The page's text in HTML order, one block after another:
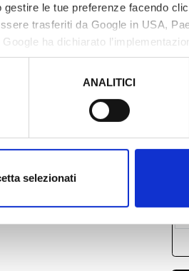
le tue preferenze facendo clic
trasferiti da Google in USA,
ha dichiarato
sufficienti.
ANALITICI
selezionati